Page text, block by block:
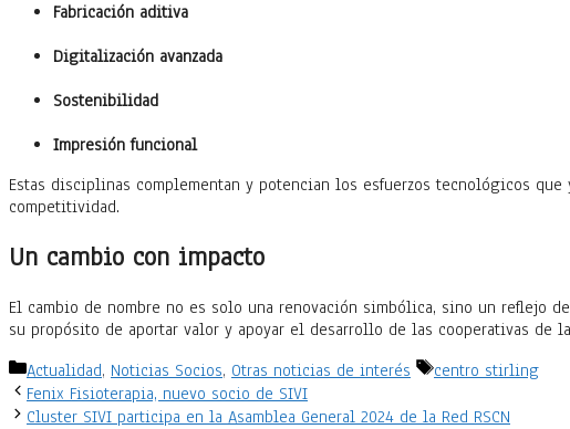
Fabricación aditiva
Digitalización avanzada
Sostenibilidad
Impresión funcional
Estas disciplinas complementan y potencian los esfuerzos tecnológicos
competitividad.
Un cambio con impacto
El cambio de nombre no es solo una renovación simbólica, sino un reflejo
su propósito de aportar valor y apoyar el desarrollo de las cooperativas
Categorías
Actualidad, Noticias Socios, Otras noticias de interés Etiquetas
centro stirling
Fenix Fisioterapia, nuevo socio de SIVI
Cluster SIVI participa en la Asamblea General 2024 de la Red RSCN